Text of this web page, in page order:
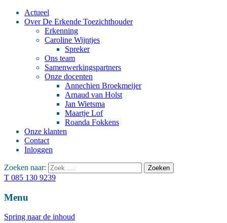
Actueel
Over De Erkende Toezichthouder
Erkenning
Caroline Wijntjes
Spreker
Ons team
Samenwerkingspartners
Onze docenten
Annechien Broekmeijer
Arnaud van Holst
Jan Wietsma
Maartje Lof
Roanda Fokkens
Onze klanten
Contact
Inloggen
Zoeken naar:
T 085 130 9239
Menu
Spring naar de inhoud